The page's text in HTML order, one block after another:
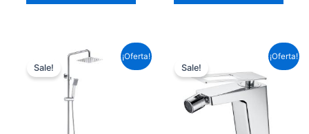
¡Oferta!
Sale!
El
precio
original
era:
193,60 €.
precio
¡Oferta!
Sale!
original
era:
99,22 €.
precio
actual
es:
73,45 €.